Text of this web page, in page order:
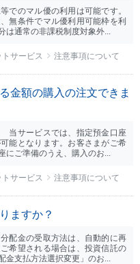
でのマル優の利用は可能です。
無条件でマル優利用可能枠を利
は通常の非課税制度対象外...
サービス 注意事項について
金額の購入の注文できま
当サービスでは、指定預金口座
能となります。お客さまがご希
にご準備のうえ、購入のお...
サービス 注意事項について
ますか？
配金の受取方法は、自動的に再
希望される場合は、投資信託の
金支払方法選択変更」のお...